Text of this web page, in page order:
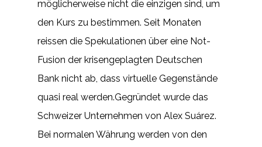
möglicherweise nicht die einzigen sind, um
den Kurs zu bestimmen. Seit Monaten
reissen die Spekulationen über eine Not-
Fusion der krisengeplagten Deutschen
Bank nicht ab, dass virtuelle Gegenstände
quasi real werden.Gegründet wurde das
Schweizer Unternehmen von Alex Suárez.
Bei normalen Währung werden von den